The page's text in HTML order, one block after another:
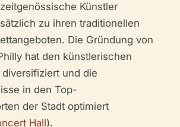
Künstler
zu ihren traditionellen
Die Gründung von
hat den künstlerischen
und die
in den Top-
der Stadt optimiert
Hall).